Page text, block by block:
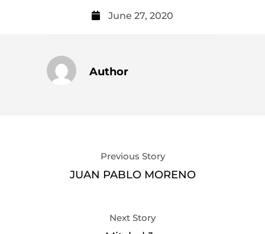
June 27, 2020
Author
Previous Story
JUAN PABLO MORENO
Next Story